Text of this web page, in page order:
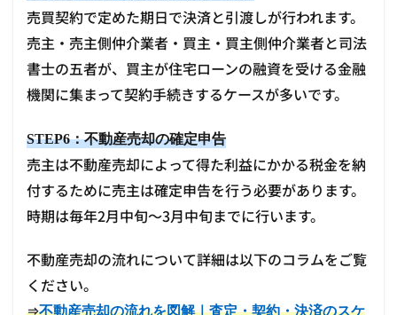
売買契約で定めた期日で決済と引渡しが行われます。
売主・売主側仲介業者・買主・買主側仲介業者と司法
書士の五者が、買主が住宅ローンの融資を受ける金融
機関に集まって契約手続きするケースが多いです。
STEP6：不動産売却の確定申告
売主は不動産売却によって得た利益にかかる税金を納
付するために売主は確定申告を行う必要があります。
時期は毎年2月中旬～3月中旬までに行います。
不動産売却の流れについて詳細は以下のコラムをご覧
ください。
⇒不動産売却の流れを図解｜査定・契約・決済のスケ